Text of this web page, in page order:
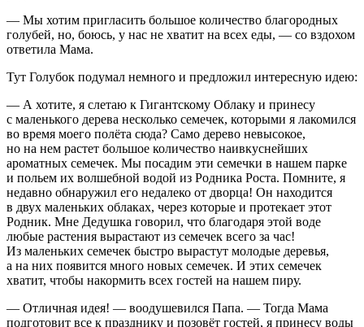
— Мы хотим пригласить большое количество благородных
голубей, но, боюсь, у нас не хватит на всех еды, — со вздохом
ответила Мама.
Тут Голубок подумал немного и предложил интересную идею:
— А хотите, я слетаю к Гигантскому Облаку и принесу
с маленького дерева несколько семечек, которыми я лакомился
во время моего полёта сюда? Само дерево невысокое,
но на нем растет большое количество наивкуснейших
ароматных семечек. Мы посадим эти семечки в нашем парке
и польем их волшебной водой из Родника Роста. Помните, я
недавно обнаружил его недалеко от дворца! Он находится
в двух маленьких облаках, через которые и протекает этот
Родник. Мне Дедушка говорил, что благодаря этой воде
любые растения вырастают из семечек всего за час!
Из маленьких семечек быстро вырастут молодые деревья,
а на них появится много новых семечек. И этих семечек
хватит, чтобы накормить всех гостей на нашем пиру.
— Отличная идея! — воодушевился Папа. — Тогда Мама
подготовит все к празднику и позовёт гостей, я принесу воды